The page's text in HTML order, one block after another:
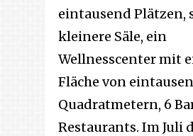
eintausend Plätzen,
kleinere Säle, ein
Wellnesscenter mit
Fläche von
Quadratmetern, 6
Restaurants. Im Juli